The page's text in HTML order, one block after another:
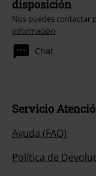
disposición
Nos puedes contactar
información
Chat
Servicio
Ayuda (FAQ)
Política de